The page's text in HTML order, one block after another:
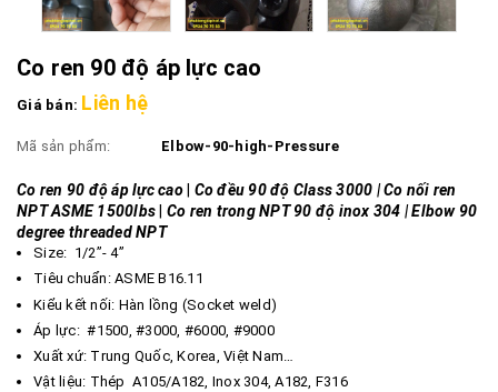
Co ren 90 độ áp lực cao
Giá bán: Liên hệ
Mã sản phẩm: Elbow-90-high-Pressure
Co ren 90 độ áp lực cao| Co đều 90 độ Class 3000 | Co nối ren
NPT ASME 1500lbs
Co ren trong NPT 90 độ inox 304 | Elbow 90
degree threaded NPT
Size: 1/2”- 4”
Tiêu chuẩn: ASME B16.11
Kiểu kết nối: Hàn lồng (Socket weld)
Áp lực: #1500, #3000, #6000, #9000
Xuất xứ: Trung Quốc, Korea, Việt Nam…
Vật liệu: Thép A105/A182, Inox 304, A182, F316